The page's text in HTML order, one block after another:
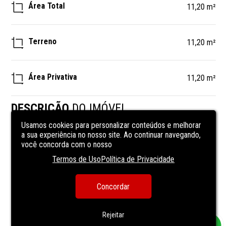
Área Total 11,20 m²
Terreno 11,20 m²
Área Privativa 11,20 m²
DESCRIÇÃODO IMÓVEL
Terreno
CARACTERÍSTICASDA UNIDADE
Usamos cookies para personalizar conteúdos e melhorar
a sua experiência no nosso site. Ao continuar navegando,
você concorda com o nosso
Termos de UsoPolítica de Privacidade
Concordar
Rejeitar